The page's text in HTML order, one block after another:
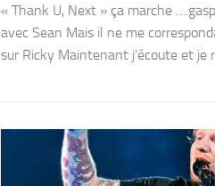
« Thank U, Next » ça marche
avec Sean Mais il ne me
sur Ricky Maintenant j’écoute et je